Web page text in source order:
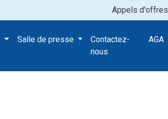
Appels d'offres
Salle de presse
Contactez-
nous
AGA